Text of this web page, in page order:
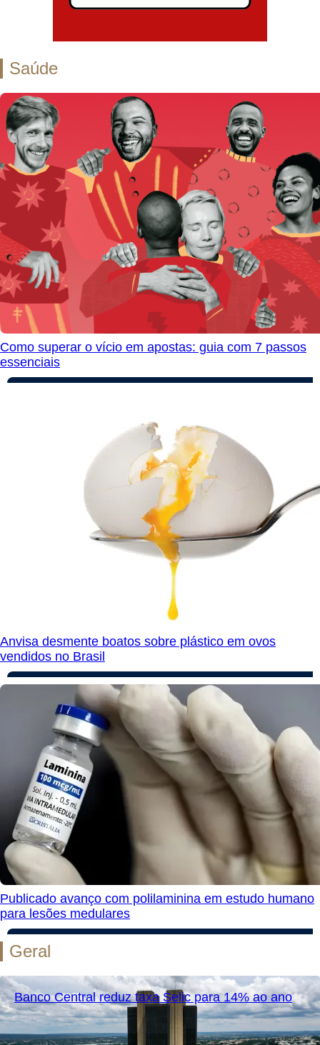
Saúde
Como superar o vício em apostas: guia com 7 passos
essenciais
Anvisa desmente boatos sobre plástico em ovos
vendidos no Brasil
Publicado avanço com polilaminina em estudo humano
para lesões medulares
Geral
Banco Central reduz taxa Selic para 14% ao ano